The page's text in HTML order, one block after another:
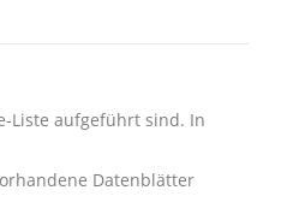
Liste aufgeführt sind. In
Datenblätter